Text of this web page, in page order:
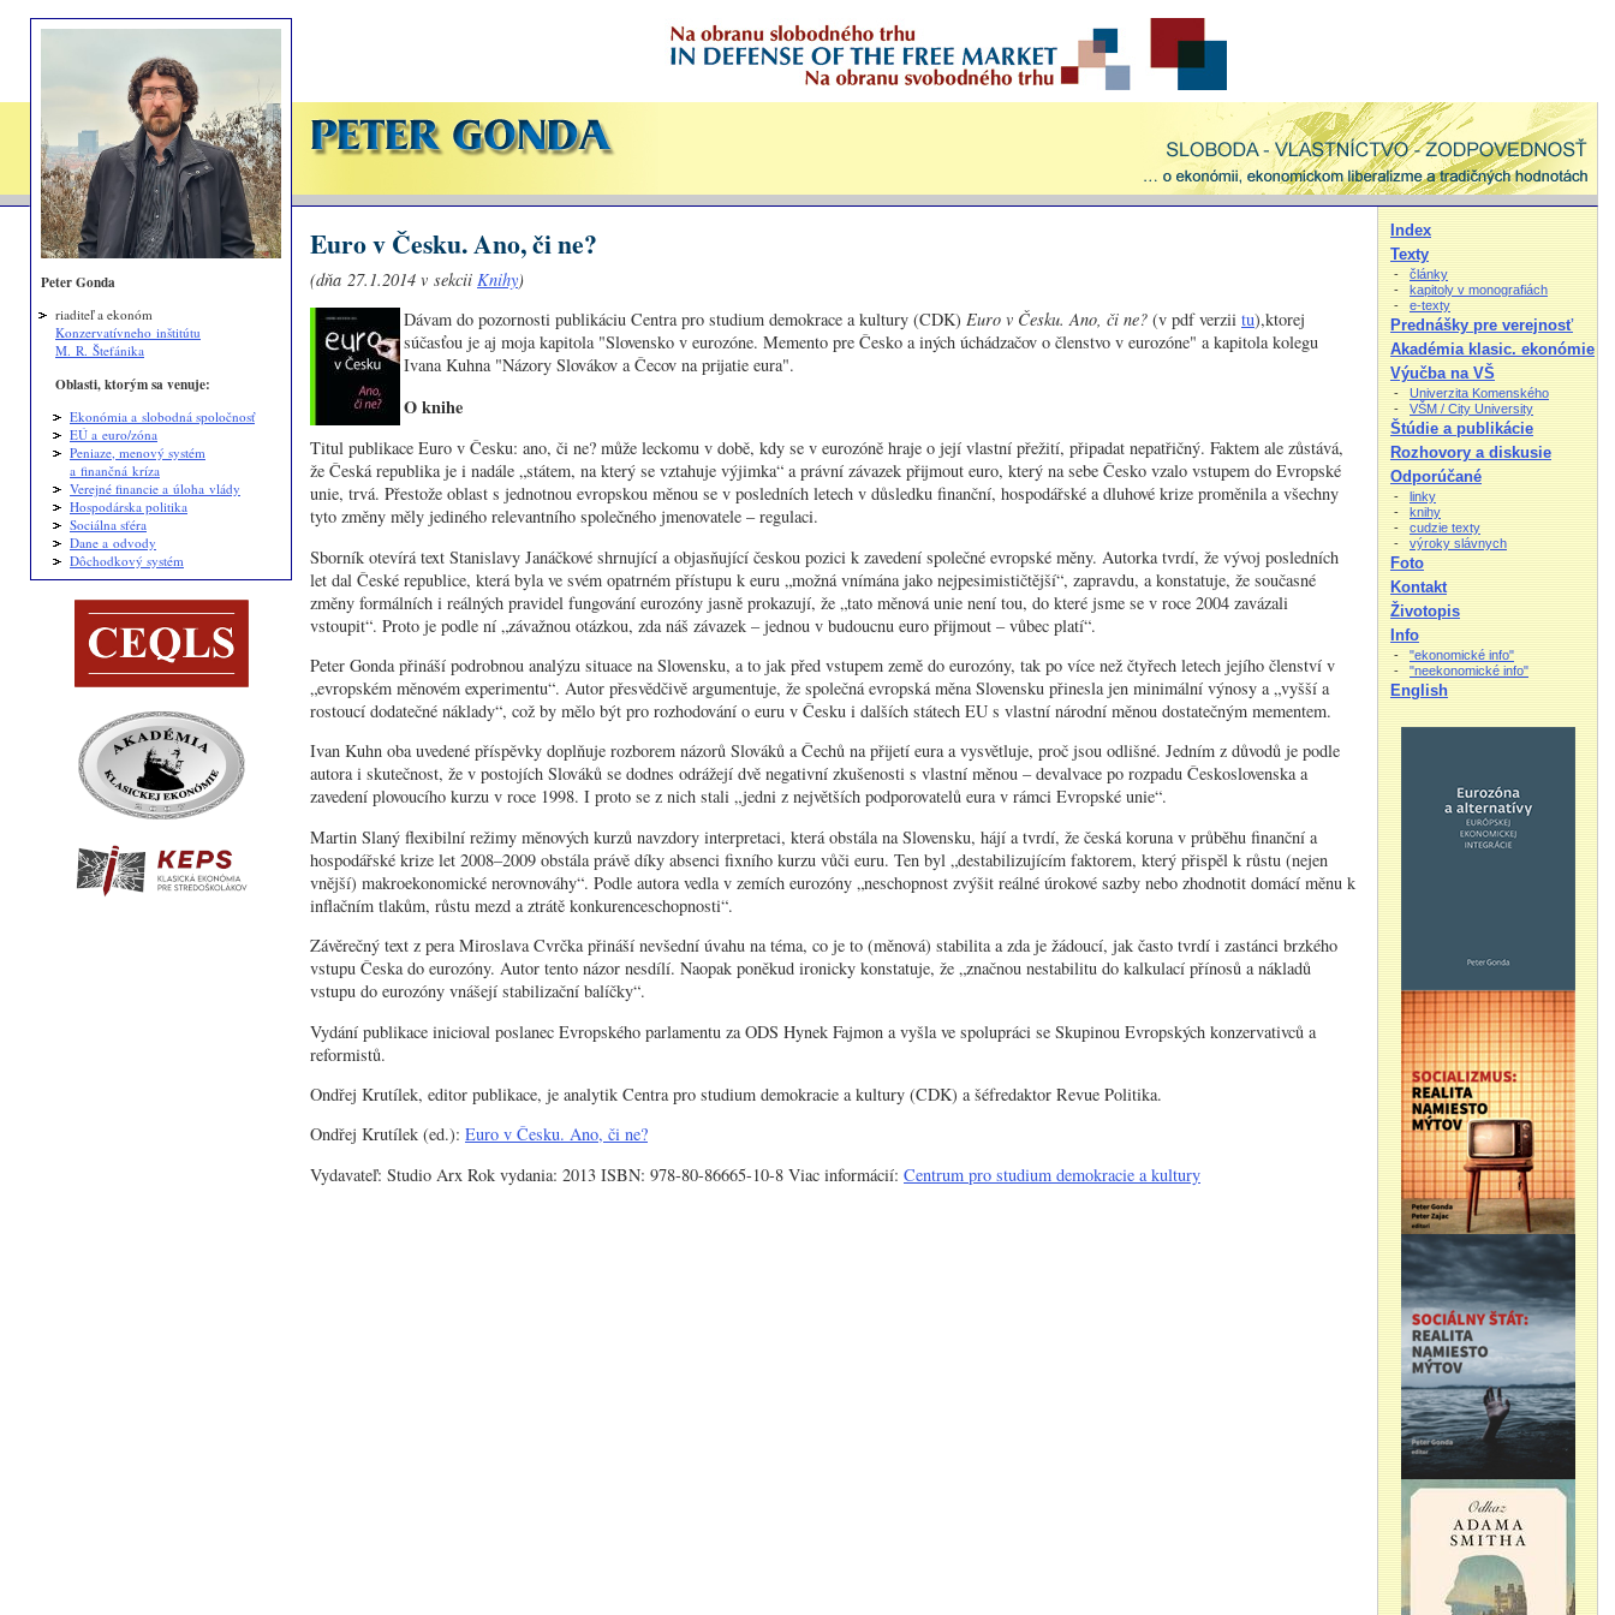
Peter Gonda
riaditeľ a ekonóm
Konzervatívneho inštitútu
M. R. Štefánika
Oblasti, ktorým sa venuje:
Ekonómia a slobodná spoločnosť
EÚ a euro/zóna
Peniaze, menový systém
a finančná kríza
Verejné financie a úloha vlády
Hospodárska politika
Sociálna sféra
Dane a odvody
Dôchodkový systém
Euro v Česku. Ano, či ne?
(dňa 27.1.2014 v sekcii Knihy)
Dávam do pozornosti publikáciu Centra pro studium demokrace a kultury (CDK) Euro v Česku. Ano, či ne? (v pdf verzii tu),ktorej
súčasťou je aj moja kapitola "Slovensko v eurozóne. Memento pre Česko a iných úchádzačov o členstvo v eurozóne" a kapitola kolegu
Ivana Kuhna "Názory Slovákov a Čecov na prijatie eura".
O knihe
Titul publikace Euro v Česku: ano, či ne? může leckomu v době, kdy se v eurozóně hraje o její vlastní přežití, připadat nepatřičný. Faktem ale zůstává,
že Česká republika je i nadále „státem, na který se vztahuje výjimka“ a právní závazek přijmout euro, který na sebe Česko vzalo vstupem do Evropské
unie, trvá. Přestože oblast s jednotnou evropskou měnou se v posledních letech v důsledku finanční, hospodářské a dluhové krize proměnila a všechny
tyto změny měly jediného relevantního společného jmenovatele – regulaci.
Sborník otevírá text Stanislavy Janáčkové shrnující a objasňující českou pozici k zavedení společné evropské měny. Autorka tvrdí, že vývoj posledních
let dal České republice, která byla ve svém opatrném přístupu k euru „možná vnímána jako nejpesimističtější“, zapravdu, a konstatuje, že současné
změny formálních i reálných pravidel fungování eurozóny jasně prokazují, že „tato měnová unie není tou, do které jsme se v roce 2004 zavázali
vstoupit“. Proto je podle ní „závažnou otázkou, zda náš závazek – jednou v budoucnu euro přijmout – vůbec platí“.
Peter Gonda přináší podrobnou analýzu situace na Slovensku, a to jak před vstupem země do eurozóny, tak po více než čtyřech letech jejího členství v
„evropském měnovém experimentu“. Autor přesvědčivě argumentuje, že společná evropská měna Slovensku přinesla jen minimální výnosy a „vyšší a
rostoucí dodatečné náklady“, což by mělo být pro rozhodování o euru v Česku i dalších státech EU s vlastní národní měnou dostatečným mementem.
Ivan Kuhn oba uvedené příspěvky doplňuje rozborem názorů Slováků a Čechů na přijetí eura a vysvětluje, proč jsou odlišné. Jedním z důvodů je podle
autora i skutečnost, že v postojích Slováků se dodnes odrážejí dvě negativní zkušenosti s vlastní měnou – devalvace po rozpadu Československa a
zavedení plovoucího kurzu v roce 1998. I proto se z nich stali „jedni z největších podporovatelů eura v rámci Evropské unie“.
Martin Slaný flexibilní režimy měnových kurzů navzdory interpretaci, která obstála na Slovensku, hájí a tvrdí, že česká koruna v průběhu finanční a
hospodářské krize let 2008–2009 obstála právě díky absenci fixního kurzu vůči euru. Ten byl „destabilizujícím faktorem, který přispěl k růstu (nejen
vnější) makroekonomické nerovnováhy“. Podle autora vedla v zemích eurozóny „neschopnost zvýšit reálné úrokové sazby nebo zhodnotit domácí měnu k
inflačním tlakům, růstu mezd a ztrátě konkurenceschopnosti“.
Závěrečný text z pera Miroslava Cvrčka přináší nevšední úvahu na téma, co je to (měnová) stabilita a zda je žádoucí, jak často tvrdí i zastánci brzkého
vstupu Česka do eurozóny. Autor tento názor nesdílí. Naopak poněkud ironicky konstatuje, že „značnou nestabilitu do kalkulací přínosů a nákladů
vstupu do eurozóny vnášejí stabilizační balíčky“.
Vydání publikace inicioval poslanec Evropského parlamentu za ODS Hynek Fajmon a vyšla ve spolupráci se Skupinou Evropských konzervativců a
reformistů.
Ondřej Krutílek, editor publikace, je analytik Centra pro studium demokracie a kultury (CDK) a šéfredaktor Revue Politika.
Ondřej Krutílek (ed.): Euro v Česku. Ano, či ne?
Vydavateľ: Studio Arx Rok vydania: 2013 ISBN: 978-80-86665-10-8 Viac informácií: Centrum pro studium demokracie a kultury
Index
Texty
- články
- kapitoly v monografiách
- e-texty
Prednášky pre verejnosť
Akadémia klasic. ekonómie
Výučba na VŠ
- Univerzita Komenského
- VŠM / City University
Štúdie a publikácie
Rozhovory a diskusie
Odporúčané
- linky
- knihy
- cudzie texty
- výroky slávnych
Foto
Kontakt
Životopis
Info
- "ekonomické info"
- "neekonomické info"
English